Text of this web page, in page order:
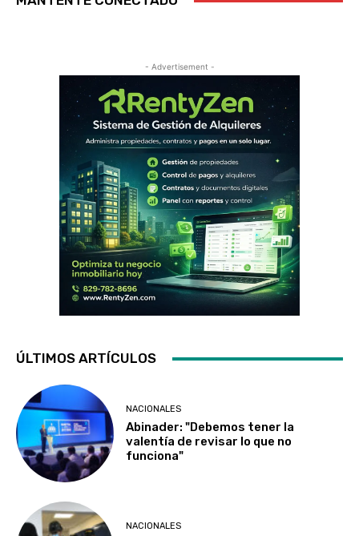
- Advertisement -
ÚLTIMOS ARTÍCULOS
NACIONALES
Abinader: "Debemos tener la
valentía de revisar lo que no
funciona"
NACIONALES